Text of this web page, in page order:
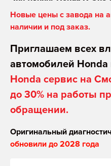
Новые цены с завода на
наличии и под заказ.
Приглашаем всех
автомобилей Honda
Honda сервис на
до 30% на работы
обращении.
Оригинальный
обновили до 2028 года